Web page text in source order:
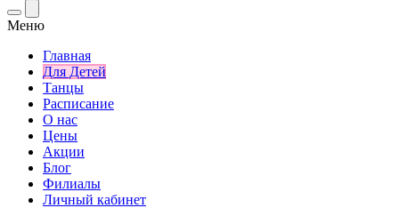
Меню
Главная
Для Детей
Танцы
Расписание
О нас
Цены
Акции
Блог
Филиалы
Личный кабинет